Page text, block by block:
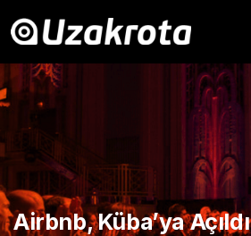
Airbnb, Küba’ya Açıldı